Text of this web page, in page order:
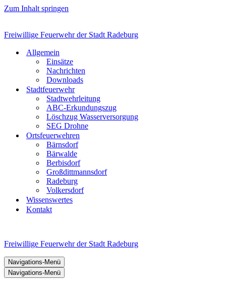
Zum Inhalt springen
Freiwillige Feuerwehr der Stadt Radeburg
Allgemein
Einsätze
Nachrichten
Downloads
Stadtfeuerwehr
Stadtwehrleitung
ABC-Erkundungszug
Löschzug Wasserversorgung
SEG Drohne
Ortsfeuerwehren
Bärnsdorf
Bärwalde
Berbisdorf
Großdittmannsdorf
Radeburg
Volkersdorf
Wissenswertes
Kontakt
Freiwillige Feuerwehr der Stadt Radeburg
Navigations-Menü
Navigations-Menü